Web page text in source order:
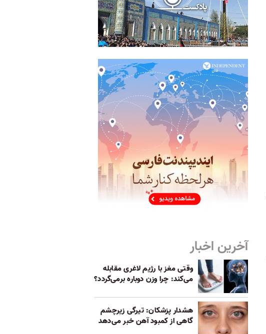
آخرین اخبار
وقتی مغز با رژیم لاغری مقابله
می‌کند: چرا وزن دوباره برمی‌گردد؟
هشدار پزشکان: تیرگی زیرچشم
گاهی از کمبود آهن خبر می‌دهد